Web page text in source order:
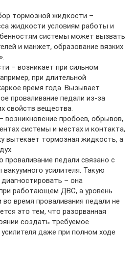
тормозной жидкости –
жидкости условиям работы и
системы может вызвать
и манжет, образование вязких
– возникает при сильном
при длительной
время года. Вызывает
проваливание педали из-за
свойств вещества.
возникновение пробоев, обрывов,
системы и местах и контакта,
вытекает тормозная жидкость, а
проваливание педали связано с
усилителя. Такую
– она
работающем ДВС, а уровень
время проваливания педали не
это тем, что разорванная
создать требуемое
даже при полном ходе